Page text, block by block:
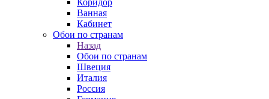
Коридор
Ванная
Кабинет
Обои по странам
Назад
Обои по странам
Швеция
Италия
Россия